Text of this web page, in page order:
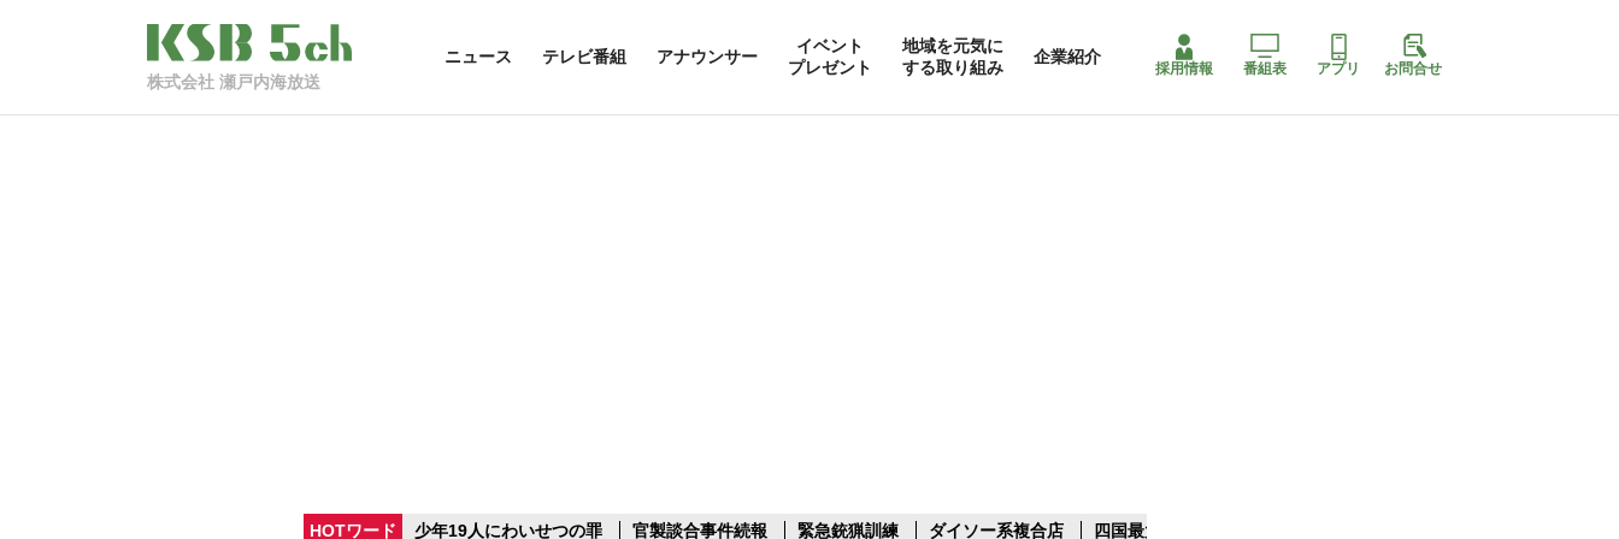
株式会社 瀬戸内海放送
ニュース テレビ番組 アナウンサー
イベント
プレゼント
地域を元気に
する取り組み
企業紹介
採用情報 番組表 アプリ お問合せ
HOTワード 少年19人にわいせつの罪 官製談合事件続報 緊急銃猟訓練 ダイソー系複合店 四国最大スリコ